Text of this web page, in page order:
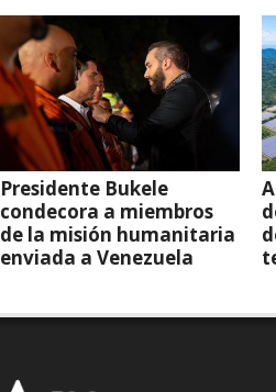
Presidente Bukele
condecora a miembros
de la misión humanitaria
enviada a Venezuela